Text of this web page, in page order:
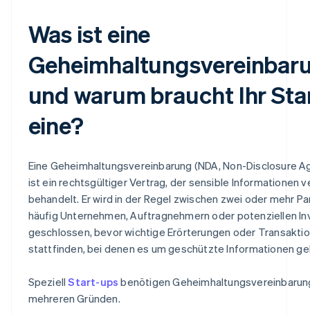
Was ist eine
und warum braucht Ihr
eine?
Eine Geheimhaltungsvereinbarung (NDA, Non-Disclosure
ist ein rechtsgültiger Vertrag, der sensible Informationen
behandelt. Er wird in der Regel zwischen zwei oder mehr
häufig Unternehmen, Auftragnehmern oder potenziellen
geschlossen, bevor wichtige Erörterungen oder
stattfinden, bei denen es um geschützte Informationen
SpeziellStart-ups benötigen
mehreren Gründen.